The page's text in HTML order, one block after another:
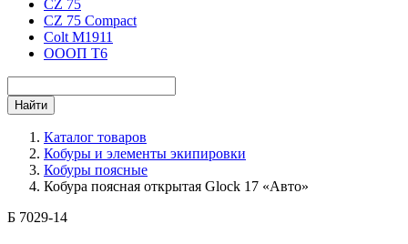
CZ 75
CZ 75 Compact
Colt M1911
ОООП Т6
Каталог товаров
Кобуры и элементы экипировки
Кобуры поясные
Кобура поясная открытая Glock 17 «Авто»
Б 7029-14